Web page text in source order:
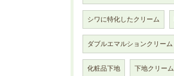
シワに特化したクリーム
ダブルエマルションクリーム
化粧品下地 下地クリーム